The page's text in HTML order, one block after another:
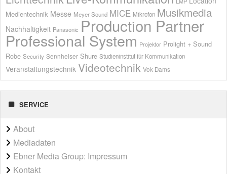
Medientechnik Messe Meyer Sound MICE Mikrofon Musikmedia
Nachhaltigkeit Panasonic Production Partner
Professional System Projektor Prolight + Sound
Robe Security Sennheiser Shure Studieninstitut für Kommunikation
Veranstaltungstechnik Videotechnik Vok Dams
SERVICE
About
Mediadaten
Ebner Media Group: Impressum
Kontakt